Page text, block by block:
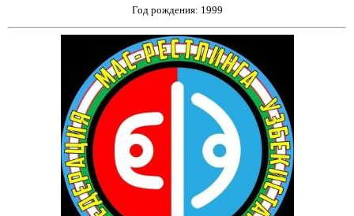
Год рождения: 1999